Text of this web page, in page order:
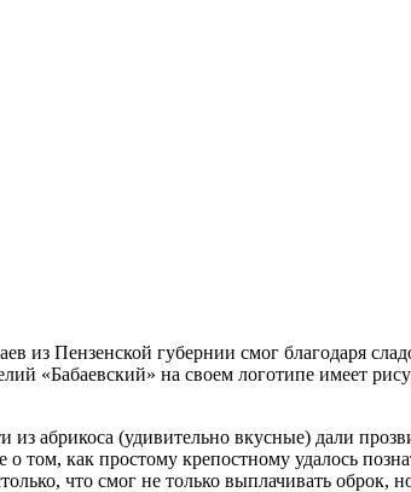
из Пензенской губернии смог благодаря
«Бабаевский» на своем логотипе имеет
из абрикоса (удивительно вкусные) дали
как простому крепостному удалось
что смог не только выплачивать оброк,